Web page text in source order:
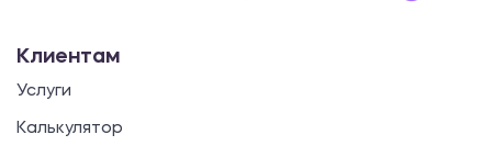
Клиентам
Услуги
Калькулятор